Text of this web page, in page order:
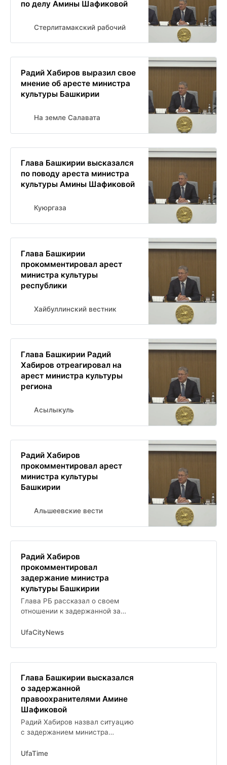
по делу Амины Шафиковой
Стерлитамакский рабочий
Радий Хабиров выразил свое
мнение об аресте министра
культуры Башкирии
На земле Салавата
Глава Башкирии высказался
по поводу ареста министра
культуры Амины Шафиковой
Куюргаза
Глава Башкирии
прокомментировал арест
министра культуры
республики
Хайбуллинский вестник
Глава Башкирии Радий
Хабиров отреагировал на
арест министра культуры
региона
Асылыкуль
Радий Хабиров
прокомментировал арест
министра культуры
Башкирии
Альшеевские вести
Радий Хабиров
прокомментировал
задержание министра
культуры Башкирии
Глава РБ рассказал о своем
отношении к задержанной за
UfaCityNews
Глава Башкирии высказался
о задержанной
правоохранителями Амине
Шафиковой
Радий Хабиров назвал ситуацию
с задержанием министра
UfaTime